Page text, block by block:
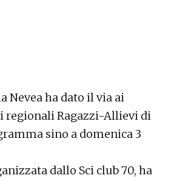
Nevea ha dato il via ai
regionali Ragazzi-Allievi di
sino a domenica 3
dallo Sci club 70, ha